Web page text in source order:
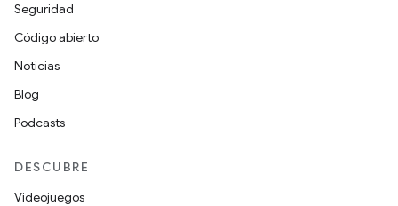
Seguridad
Código abierto
Noticias
Blog
Podcasts
DESCUBRE
Videojuegos